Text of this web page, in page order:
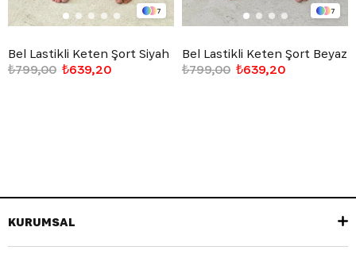
7
Bel Lastikli Keten Şort Siyah
₺639,20
₺799,00
7
Bel Lastikli Keten Şort Beyaz
₺639,20
₺799,00
KURUMSAL